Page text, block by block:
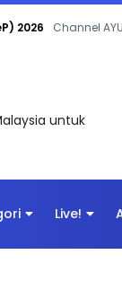
2026 Channel AYU
untuk
Live!